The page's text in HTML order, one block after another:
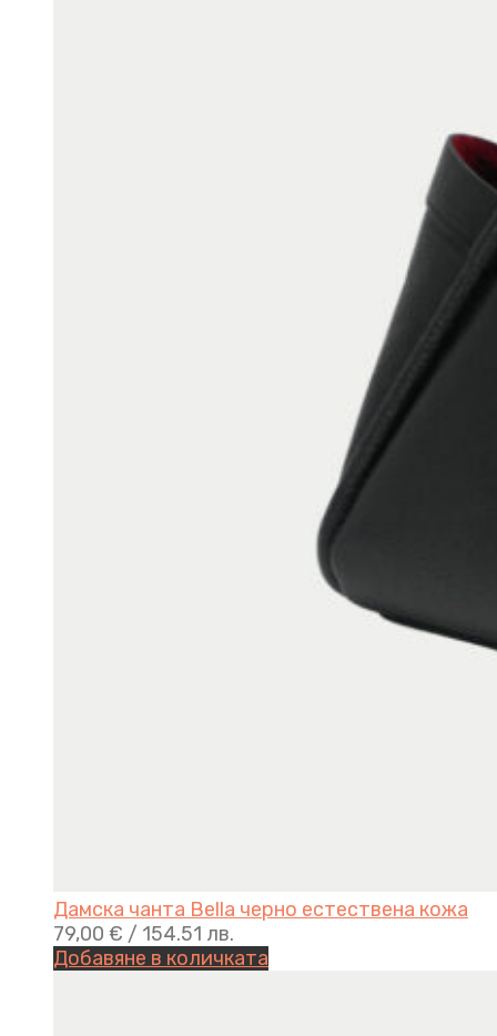
Дамска чанта Bella черно естествена кожа
79,00 € / 154.51 лв.
Добавяне в количката